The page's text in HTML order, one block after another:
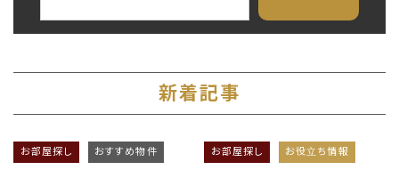
新着記事
お部屋探し おすすめ物件 お部屋探し お役立ち情報